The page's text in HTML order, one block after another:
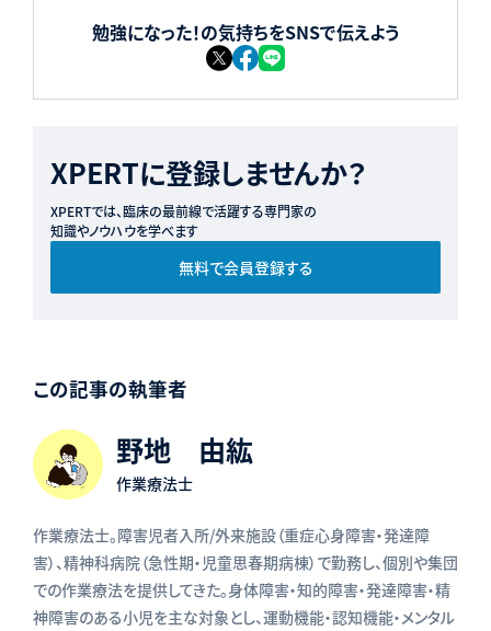
勉強になった！の気持ちをSNSで伝えよう
XPERTに登録しませんか？
XPERTでは、臨床の最前線で活躍する専門家の
知識やノウハウを学べます
無料で会員登録する
この記事の執筆者
野地 由紘
作業療法士
作業療法士。障害児者入所/外来施設（重症心身障害・発達障
害）、精神科病院（急性期・児童思春期病棟）で勤務し、個別や集団
での作業療法を提供してきた。身体障害・知的障害・発達障害・精
神障害のある小児を主な対象とし、運動機能・認知機能・メンタル